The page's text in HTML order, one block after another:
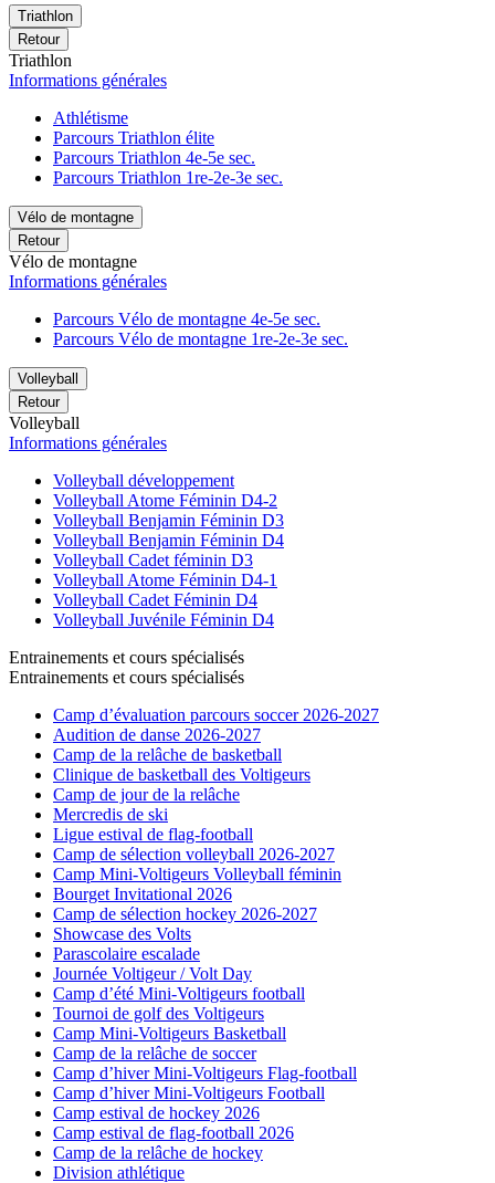
Triathlon
Retour
Triathlon
Informations générales
Athlétisme
Parcours Triathlon élite
Parcours Triathlon 4e-5e sec.
Parcours Triathlon 1re-2e-3e sec.
Vélo de montagne
Retour
Vélo de montagne
Informations générales
Parcours Vélo de montagne 4e-5e sec.
Parcours Vélo de montagne 1re-2e-3e sec.
Volleyball
Retour
Volleyball
Informations générales
Volleyball développement
Volleyball Atome Féminin D4-2
Volleyball Benjamin Féminin D3
Volleyball Benjamin Féminin D4
Volleyball Cadet féminin D3
Volleyball Atome Féminin D4-1
Volleyball Cadet Féminin D4
Volleyball Juvénile Féminin D4
Entrainements et cours spécialisés
Entrainements et cours spécialisés
Camp d’évaluation parcours soccer 2026-2027
Audition de danse 2026-2027
Camp de la relâche de basketball
Clinique de basketball des Voltigeurs
Camp de jour de la relâche
Mercredis de ski
Ligue estival de flag-football
Camp de sélection volleyball 2026-2027
Camp Mini-Voltigeurs Volleyball féminin
Bourget Invitational 2026
Camp de sélection hockey 2026-2027
Showcase des Volts
Parascolaire escalade
Journée Voltigeur / Volt Day
Camp d’été Mini-Voltigeurs football
Tournoi de golf des Voltigeurs
Camp Mini-Voltigeurs Basketball
Camp de la relâche de soccer
Camp d’hiver Mini-Voltigeurs Flag-football
Camp d’hiver Mini-Voltigeurs Football
Camp estival de hockey 2026
Camp estival de flag-football 2026
Camp de la relâche de hockey
Division athlétique